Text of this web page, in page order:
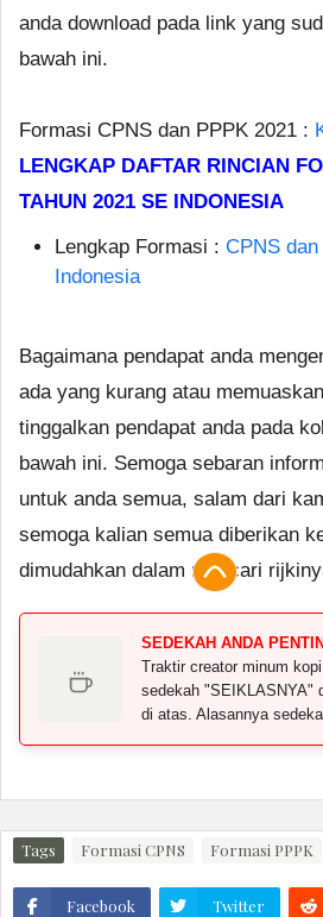
anda download pada link yang
bawah ini.
Formasi CPNS dan PPPK 2021 :
LENGKAP DAFTAR RINCIAN
TAHUN 2021 SE INDONESIA
Lengkap Formasi : CPNS
Indonesia
Bagaimana pendapat anda
ada yang kurang atau
tinggalkan pendapat anda pada
bawah ini. Semoga sebaran
untuk anda semua, salam dari
semoga kalian semua diberikan
dimudahkan dalam mencari
SEDEKAH ANDA
Traktir creator minum
sedekah "SEIKLASNYA"
di atas. Alasannya
Tags Formasi CPNS Formasi PPPK
Facebook Twitter